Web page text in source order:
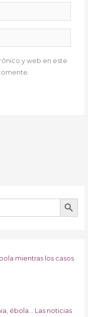
y web en este
BOTÓN DE
mientras los casos
ébola… Las noticias